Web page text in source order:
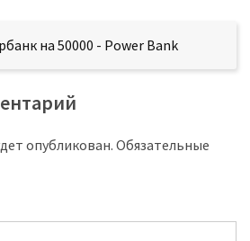
на 50000 - Power Bank
опубликован. Обязательные